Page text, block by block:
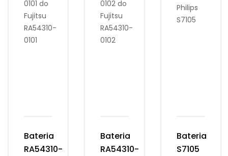
Bateria
RA54310-
Bateria
RA54310-
Bateria
S7105